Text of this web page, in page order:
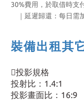
30%費用，於取借時支
｜延遲歸還：每日需
裝備出租其
投影規格
投射比：1.4:1
投影畫面比：16:9